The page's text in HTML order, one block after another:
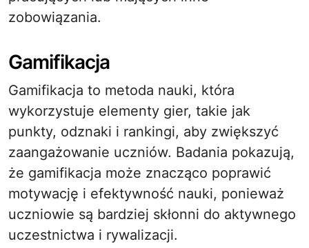
zobowiązania.
Gamifikacja
Gamifikacja to metoda nauki, która
wykorzystuje elementy gier, takie jak
punkty, odznaki i rankingi, aby zwiększyć
zaangażowanie uczniów. Badania pokazują,
że gamifikacja może znacząco poprawić
motywację i efektywność nauki, ponieważ
uczniowie są bardziej skłonni do aktywnego
uczestnictwa i rywalizacji.